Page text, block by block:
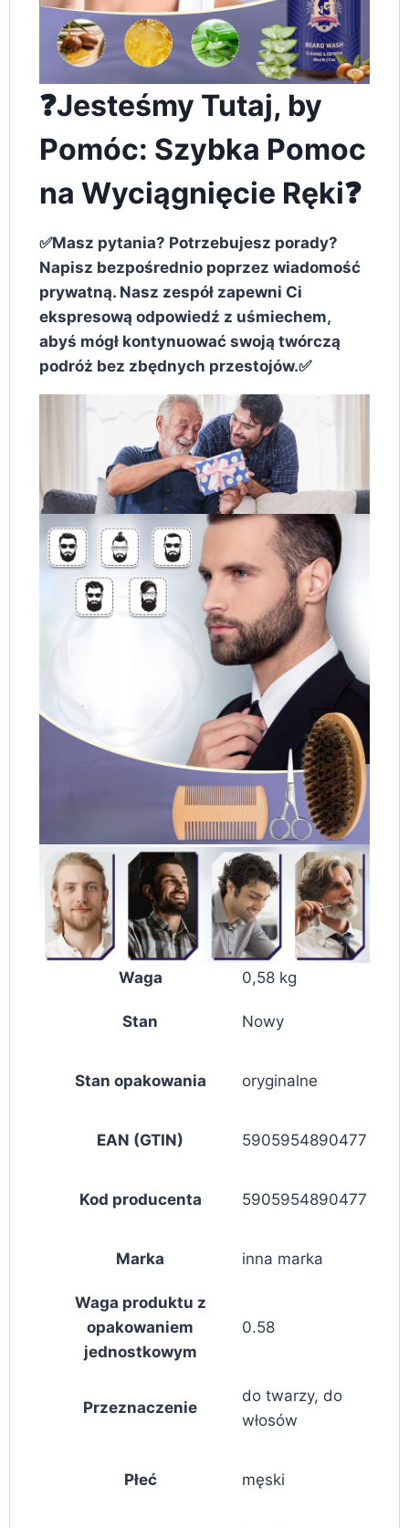
❓Jesteśmy Tutaj, by
Pomóc: Szybka Pomoc
na Wyciągnięcie Ręki❓
✅Masz pytania? Potrzebujesz porady?
Napisz bezpośrednio poprzez wiadomość
prywatną. Nasz zespół zapewni Ci
ekspresową odpowiedź z uśmiechem,
abyś mógł kontynuować swoją twórczą
podróż bez zbędnych przestojów.✅
Waga 0,58 kg
Stan Nowy
Stan opakowania oryginalne
EAN (GTIN) 5905954890477
Kod producenta 5905954890477
Marka inna marka
Waga produktu z
opakowaniem
jednostkowym
0.58
Przeznaczenie
do twarzy, do
włosów
Płeć męski